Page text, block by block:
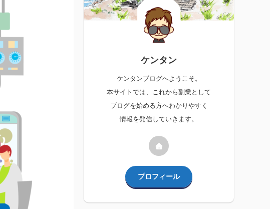
ケンタン
ケンタンブログへようこそ。
本サイトでは、これから副業として
ブログを始める方へわかりやすく
情報を発信していきます。
プロフィール